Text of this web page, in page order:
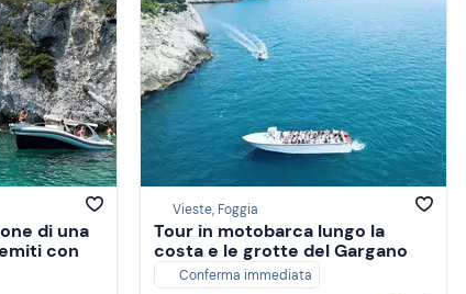
di una
con
Vieste, Foggia
Tour in motobarca lungo la
costa e le grotte del Gargano
Conferma immediata